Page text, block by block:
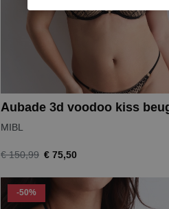
Aubade 3d voodoo kiss
MIBL
€ 150,99 € 75,50
-50%